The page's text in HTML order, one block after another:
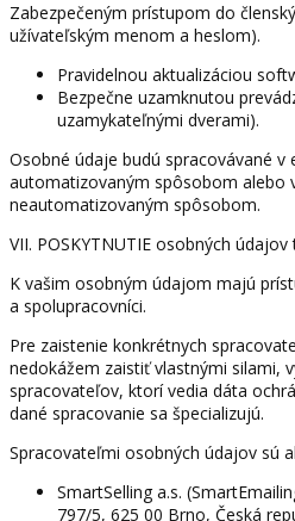
Zabezpečeným prístupom do
užívateľským menom a heslom).
Pravidelnou aktualizáciou
Bezpečne uzamknutou
uzamykateľnými dverami).
Osobné údaje budú spracovávané v
automatizovaným spôsobom alebo
neautomatizovaným spôsobom.
VII. POSKYTNUTIE osobných
K vašim osobným údajom majú
a spolupracovníci.
Pre zaistenie konkrétnych
nedokážem zaistiť vlastnými silami,
spracovateľov, ktorí vedia dáta
dané spracovanie sa špecializujú.
Spracovateľmi osobných údajov sú
SmartSelling a.s.
797/5, 625 00 Brno, Česká